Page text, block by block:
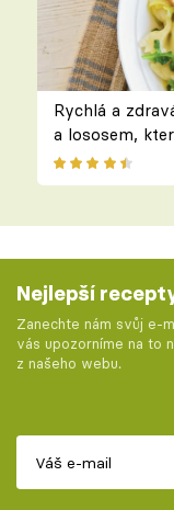
Rychlá a
a lososem,
Nejlepší
Zanechte nám svůj e-
vás upozorníme na to
z našeho webu.